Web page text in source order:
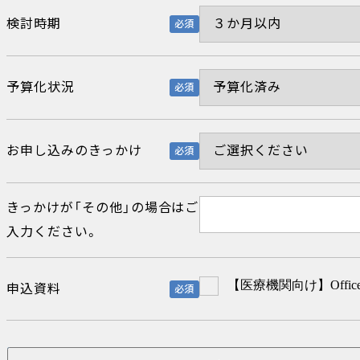
検討時期 必須
予算化状況 必須
お申し込みのきっかけ 必須
きっかけが「その他」の場合はご
入力ください。
申込資料 必須 【医療機関向け】